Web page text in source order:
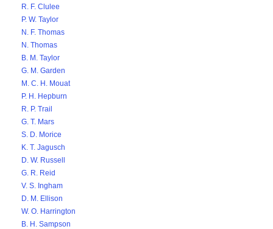
R. F. Clulee
P. W. Taylor
N. F. Thomas
N. Thomas
B. M. Taylor
G. M. Garden
M. C. H. Mouat
P. H. Hepburn
R. P. Trail
G. T. Mars
S. D. Morice
K. T. Jagusch
D. W. Russell
G. R. Reid
V. S. Ingham
D. M. Ellison
W. O. Harrington
B. H. Sampson